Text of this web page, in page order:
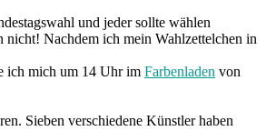
und jeder sollte wählen
nicht! Nachdem ich mein Wahlzettelchen in
ich mich um 14 Uhr im Farbenladen von
Sieben verschiedene Künstler haben